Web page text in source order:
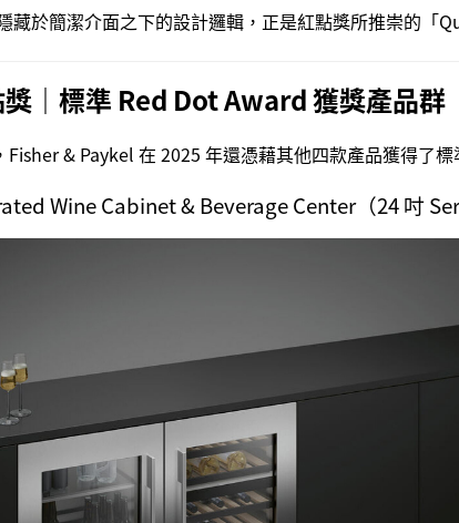
藏於簡潔介面之下的設計邏輯，正是紅點獎所推崇的「
｜標準 Red Dot Award 獲獎產品群
Fisher & Paykel 在 2025 年還憑藉其他四款產品獲得了
Wine Cabinet & Beverage Center（24 吋